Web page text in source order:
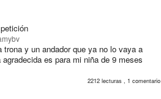
y un andador que ya no lo vaya a
es para mi niña de 9 meses
2212 lecturas , 1 comentario